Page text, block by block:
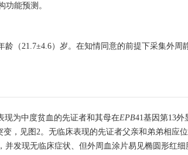
功能预测。
（21.7±4.6）岁。在知情同意的前提下采集外周
现为中度贫血的先证者和其母在EPB41基因第13外
变，见图2。无临床表现的先证者父亲和弟弟相应
并发现无临床症状、但外周血涂片易见椭圆形红